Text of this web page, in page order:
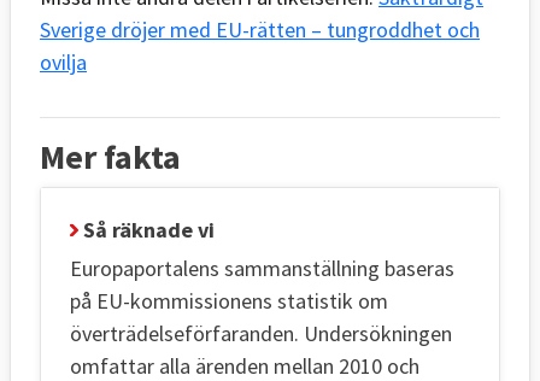
Sverige dröjer med EU-rätten – tungroddhet och
ovilja
Mer fakta
Så räknade vi
Europaportalens sammanställning baseras
på EU-kommissionens statistik om
överträdelseförfaranden. Undersökningen
omfattar alla ärenden mellan 2010 och